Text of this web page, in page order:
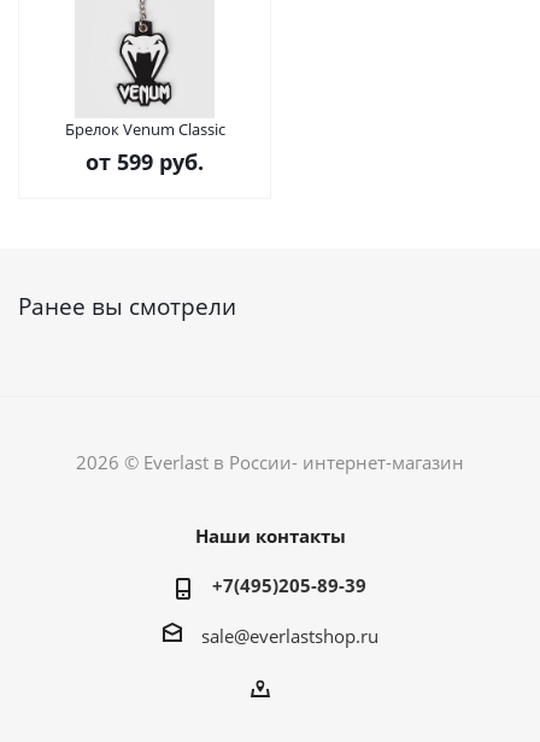
Брелок Venum Classic
от 599 руб.
Ранее вы смотрели
2026 © Everlast в России- интернет-магазин
Наши контакты
+7(495)205-89-39
sale@everlastshop.ru